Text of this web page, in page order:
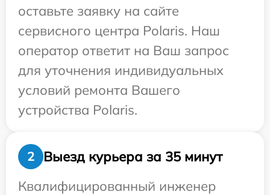
оставьте заявку на сайте
сервисного центра Polaris. Наш
оператор ответит на Ваш запрос
для уточнения индивидуальных
условий ремонта Вашего
устройства Polaris.
2
Выезд курьера за 35 минут
Квалифицированный инженер